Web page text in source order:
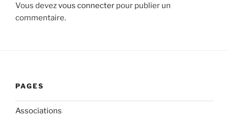
Vous devezvous connecter pour publier un
commentaire.
PAGES
Associations